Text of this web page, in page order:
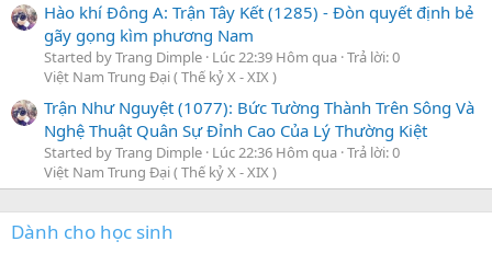
Hào khí Đông A: Trận Tây Kết (1285) - Đòn quyết định bẻ
gãy gọng kìm phương Nam
Started by Trang Dimple Lúc 22:39 Hôm qua Trả lời: 0
Việt Nam Trung Đại ( Thế kỷ X - XIX )
Trận Như Nguyệt (1077): Bức Tường Thành Trên Sông Và
Nghệ Thuật Quân Sự Đỉnh Cao Của Lý Thường Kiệt
Started by Trang Dimple Lúc 22:36 Hôm qua Trả lời: 0
Việt Nam Trung Đại ( Thế kỷ X - XIX )
Dành cho học sinh